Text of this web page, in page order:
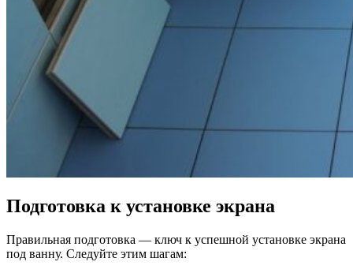
Подготовка к установке экрана
Правильная подготовка — ключ к успешной установке экрана
под ванну. Следуйте этим шагам: